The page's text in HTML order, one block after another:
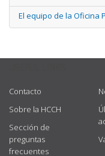
El equipo de la Oficina
Contacto
Sobre la HCCH
Sección de
preguntas
frecuentes